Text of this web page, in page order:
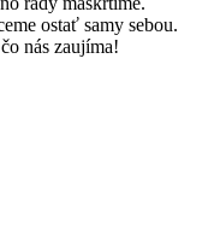
ostať samy sebou.
nás zaujíma!